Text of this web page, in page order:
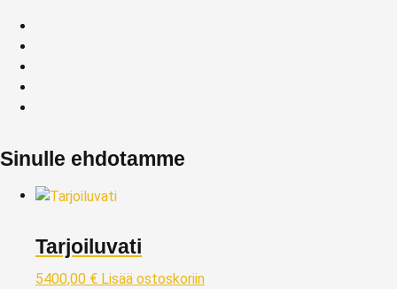
Sinulle ehdotamme
Tarjoiluvati
5400,00 € Lisää ostoskoriin